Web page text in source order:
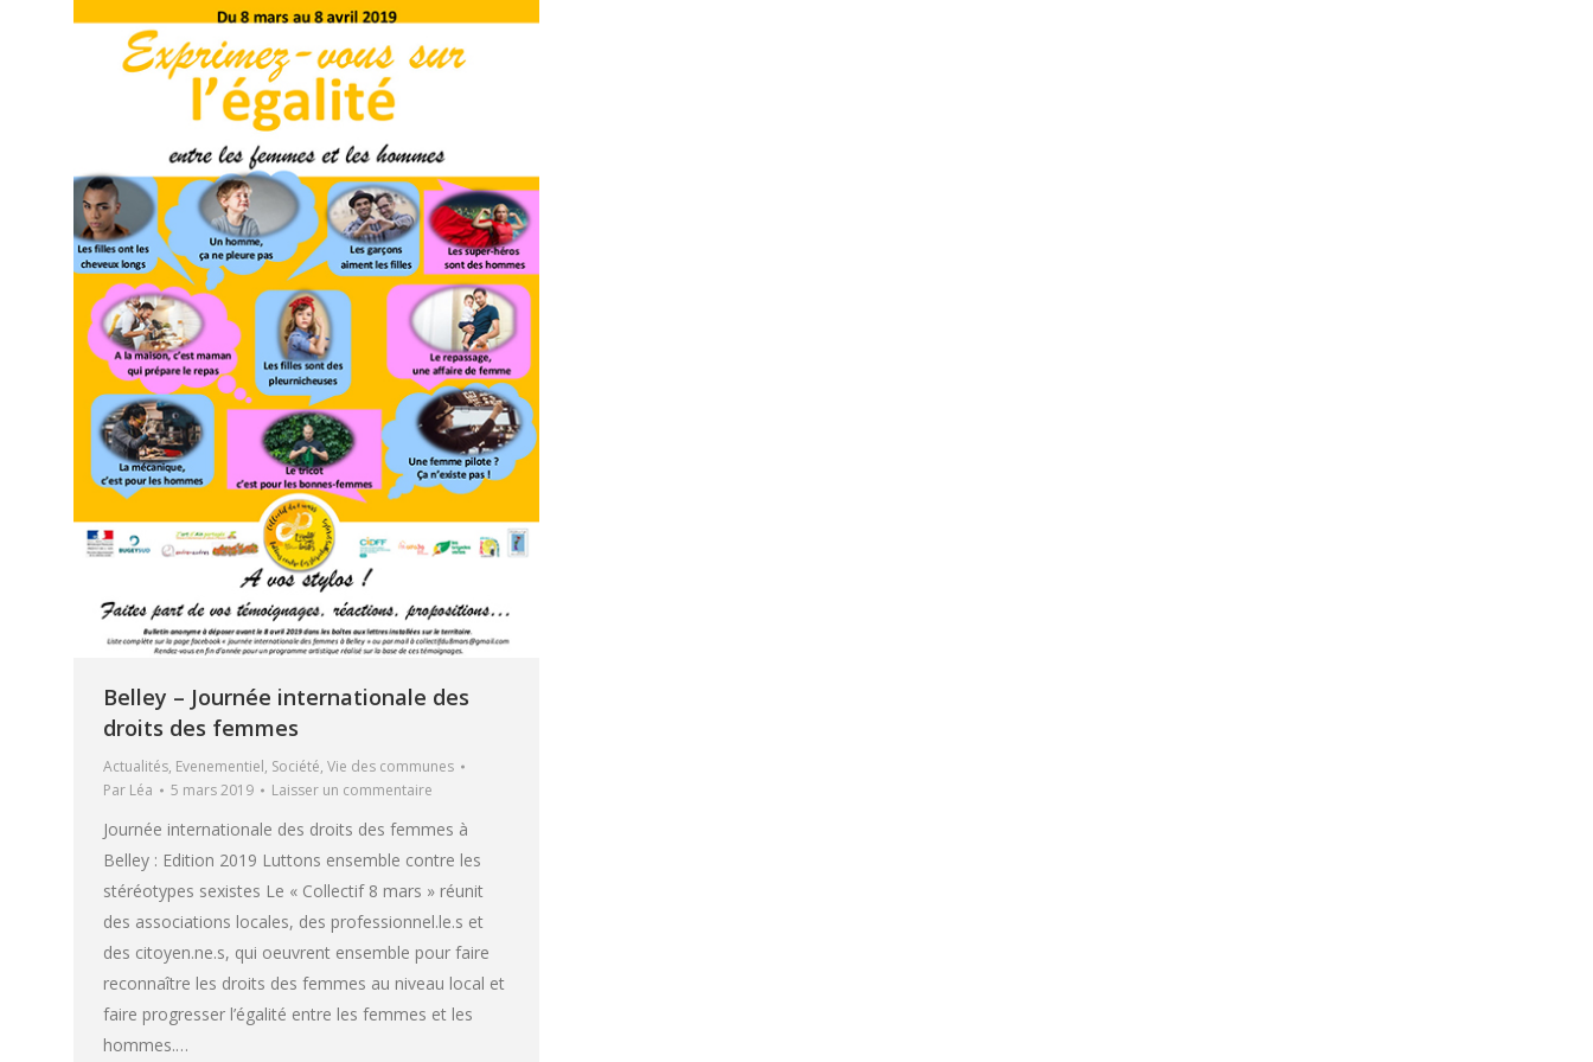
Belley – Journée internationale des
droits des femmes
Actualités, Evenementiel, Société, Vie des communes
Par Léa 5 mars 2019 Laisser un commentaire
Journée internationale des droits des femmes à
Belley : Edition 2019 Luttons ensemble contre les
stéréotypes sexistes Le « Collectif 8 mars » réunit
des associations locales, des professionnel.le.s et
des citoyen.ne.s, qui oeuvrent ensemble pour faire
reconnaître les droits des femmes au niveau local et
faire progresser l’égalité entre les femmes et les
hommes.…